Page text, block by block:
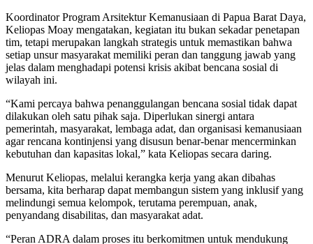
Koordinator Program Arsitektur Kemanusiaan di Papua Barat Daya,
Keliopas Moay mengatakan, kegiatan itu bukan sekadar penetapan
tim, tetapi merupakan langkah strategis untuk memastikan bahwa
setiap unsur masyarakat memiliki peran dan tanggung jawab yang
jelas dalam menghadapi potensi krisis akibat bencana sosial di
wilayah ini.
“Kami percaya bahwa penanggulangan bencana sosial tidak dapat
dilakukan oleh satu pihak saja. Diperlukan sinergi antara
pemerintah, masyarakat, lembaga adat, dan organisasi kemanusiaan
agar rencana kontinjensi yang disusun benar-benar mencerminkan
kebutuhan dan kapasitas lokal,” kata Keliopas secara daring.
Menurut Keliopas, melalui kerangka kerja yang akan dibahas
bersama, kita berharap dapat membangun sistem yang inklusif yang
melindungi semua kelompok, terutama perempuan, anak,
penyandang disabilitas, dan masyarakat adat.
“Peran ADRA dalam proses itu berkomitmen untuk mendukung